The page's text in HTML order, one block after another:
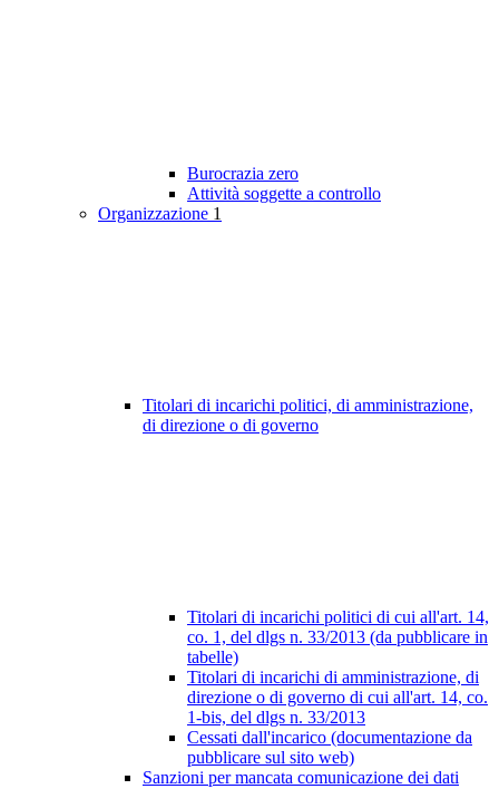
Burocrazia zero
Attività soggette a controllo
Organizzazione 1
Titolari di incarichi politici, di amministrazione,
di direzione o di governo
Titolari di incarichi politici di cui all'art. 14,
co. 1, del dlgs n. 33/2013 (da pubblicare in
tabelle)
Titolari di incarichi di amministrazione, di
direzione o di governo di cui all'art. 14, co.
1-bis, del dlgs n. 33/2013
Cessati dall'incarico (documentazione da
pubblicare sul sito web)
Sanzioni per mancata comunicazione dei dati